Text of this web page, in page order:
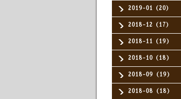
2019-01（20）
2018-12（17）
2018-11（19）
2018-10（18）
2018-09（19）
2018-08（18）